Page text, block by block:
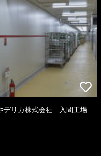
デリカ株式会社 入間工場